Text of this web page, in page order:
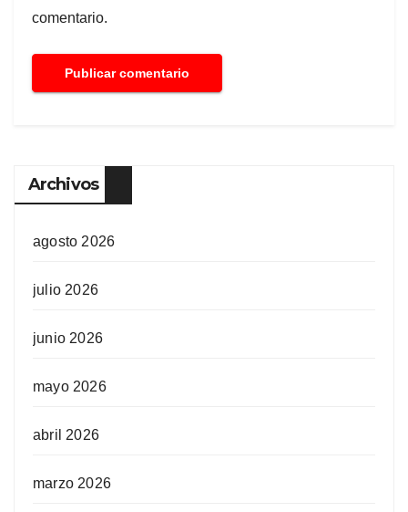
comentario.
Archivos
agosto 2026
julio 2026
junio 2026
mayo 2026
abril 2026
marzo 2026